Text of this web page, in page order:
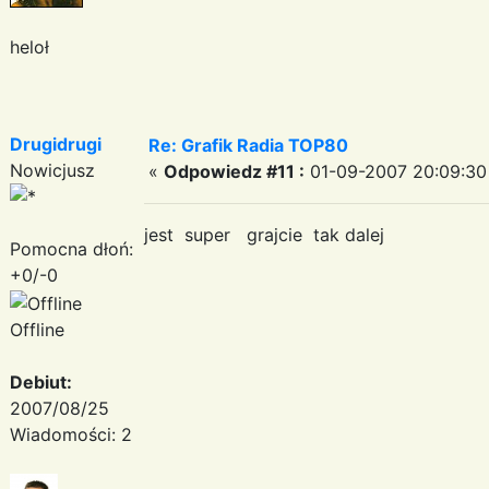
heloł
Drugidrugi
Nowicjusz
Pomocna dłoń:
+0/-0
Offline
Debiut:
2007/08/25
Wiadomości: 2
Re: Grafik Radia TOP80
« Odpowiedz #11 : 01-09-2007
jest super grajcie tak dalej